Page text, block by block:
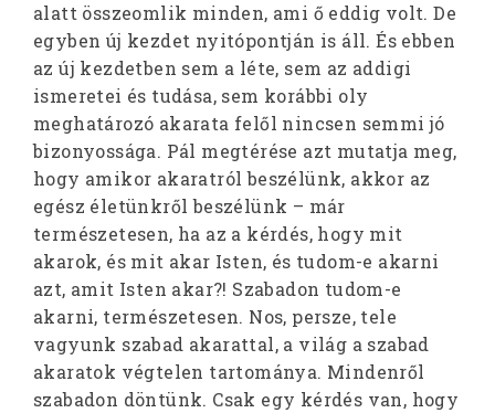
alatt összeomlik minden, ami ő eddig volt. De
egyben új kezdet nyitópontján is áll. És ebben
az új kezdetben sem a léte, sem az addigi
ismeretei és tudása, sem korábbi oly
meghatározó akarata felől nincsen semmi jó
bizonyossága. Pál megtérése azt mutatja meg,
hogy amikor akaratról beszélünk, akkor az
egész életünkről beszélünk – már
természetesen, ha az a kérdés, hogy mit
akarok, és mit akar Isten, és tudom-e akarni
azt, amit Isten akar?! Szabadon tudom-e
akarni, természetesen. Nos, persze, tele
vagyunk szabad akarattal, a világ a szabad
akaratok végtelen tartománya. Mindenről
szabadon döntünk. Csak egy kérdés van, hogy